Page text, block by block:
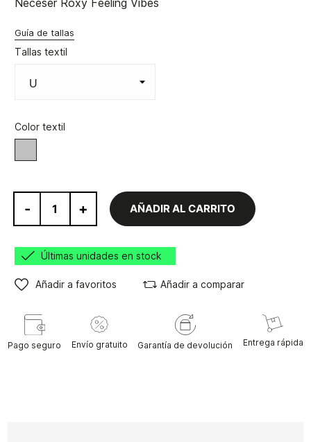
Neceser Roxy Feeling Vibes
Guía de tallas
Tallas textil
Color textil
- + AÑADIR AL CARRITO
Últimas unidades en stock
Añadir a favoritos Añadir a comparar
Pago seguro Envío gratuito Garantía de devolución Entrega rápida